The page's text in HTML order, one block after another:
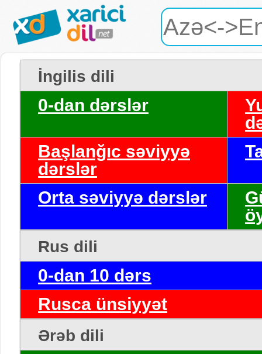
İngilis dili
0-dan dərslər
Başlanğıc səviyyə
dərslər
Orta səviyyə dərslər
Rus dili
0-dan 10 dərs
Rusca ünsiyyət
Ərəb dili